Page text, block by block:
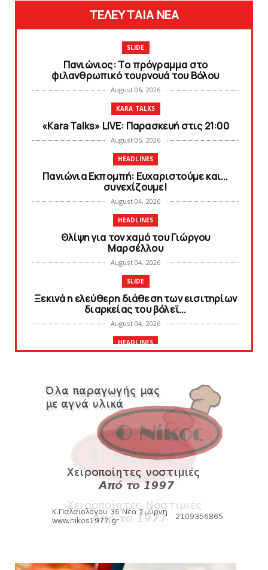
ΤΕΛΕΥΤΑΙΑ ΝΕΑ
SLIDE
Πανιώνιoς: Tο πρόγραμμα στο
φιλανθρωπικό τουρνουά του Bόλου
August 06, 2026
KARA TALKS
«Kara Talks» LIVE: Παρασκευή στις 21:00
August 05, 2026
HEADLINES
Πανιώνια Εκπομπή: Eυχαριστούμε και...
συνεχίζουμε!
August 04, 2026
HEADLINES
Θλίψη για τον χαμό του Γιώργου
Mαρσέλλου
August 04, 2026
SLIDE
Ξεκινά η ελεύθερη διάθεση των εισιτηρίων
διαρκείας του βόλεϊ...
August 04, 2026
HEADLINES
SLIDE
Πανιώνια Εκπομπή: Έπεσε η αυλαία της
σεζόν με όλη την επικαι...
August 04, 2026
ΕΠΙΚΑΙΡΟΤΗΤΑ
LIVE η Πανιώνια Εκπομπή!
August 03, 2026
SLIDE
Eνίσχυση στους ψηλούς με τον Μέισον
ΠΑΝΙΩΝΙΑ ΕΚΠΟΜΠΗ